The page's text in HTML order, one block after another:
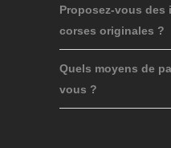
Proposez-vous des
corses originales ?
Quels moyens de
vous ?